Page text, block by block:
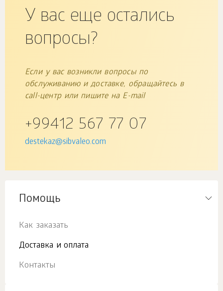
У вас еще остались
вопросы?
Если у вас возникли вопросы по
обслуживанию и доставке, обращайтесь в
call-центр или пишите на E-mail
+99412 567 77 07
destekaz@sibvaleo.com
Помощь
Как заказать
Доставка и оплата
Контакты